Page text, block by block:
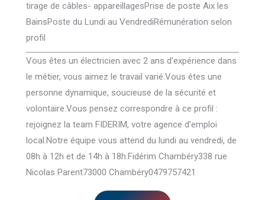
tirage de câbles- appareillagesPrise de poste Aix les
BainsPoste du Lundi au VendrediRémunération selon
profil
Vous êtes un électricien avec 2 ans d’expérience dans
le métier, vous aimez le travail varié.Vous êtes une
personne dynamique, soucieuse de la sécurité et
volontaire.Vous pensez correspondre à ce profil :
rejoignez la team FIDERIM, votre agence d’emploi
local.Notre équipe vous attend du lundi au vendredi, de
08h à 12h et de 14h à 18h.Fidérim Chambéry338 rue
Nicolas Parent73000 Chambéry0479757421